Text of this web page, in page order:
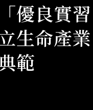
優良實習
生命產業
範